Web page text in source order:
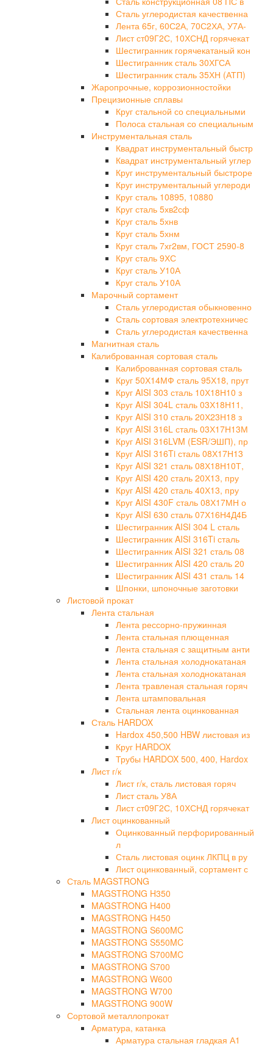
Сталь углеродистая качественна
Лента 65г, 60С2А, 70С2ХА, У7А-
Лист ст09Г2С, 10ХСНД горячекат
Шестигранник горячекатаный кон
Шестигранник сталь 30ХГСА
Шестигранник сталь 35ХН (АТП)
Жаропрочные, коррозионностойки
Прецизионные сплавы
Круг стальной со специальными
Полоса стальная со специальным
Инструментальная сталь
Квадрат инструментальный быстр
Квадрат инструментальный углер
Круг инструментальный быстроре
Круг инструментальный углероди
Круг сталь 10895, 10880
Круг сталь 5хв2сф
Круг сталь 5хнв
Круг сталь 5хнм
Круг сталь 7хг2вм, ГОСТ 2590-8
Круг сталь 9ХС
Круг сталь У10А
Круг сталь У10А
Марочный сортамент
Сталь углеродистая обыкновенно
Сталь сортовая электротехничес
Сталь углеродистая качественна
Магнитная сталь
Калиброванная сортовая сталь
Калиброванная сортовая сталь
Круг 50Х14МФ сталь 95Х18, прут
Круг AISI 303 сталь 10Х18Н10 з
Круг AISI 304L сталь 03Х18Н11,
Круг AISI 310 сталь 20Х23Н18 з
Круг AISI 316L сталь 03Х17Н13М
Круг AISI 316LVM (ESR/ЭШП), пр
Круг AISI 316Ti сталь 08Х17Н13
Круг AISI 321 сталь 08Х18Н10Т,
Круг AISI 420 сталь 20Х13, пру
Круг AISI 420 сталь 40Х13, пру
Круг AISI 430F сталь 08Х17МН о
Круг AISI 630 сталь 07Х16Н4Д4Б
Шестигранник AISI 304 L сталь
Шестигранник AISI 316Ti сталь
Шестигранник AISI 321 сталь 08
Шестигранник AISI 420 сталь 20
Шестигранник AISI 431 сталь 14
Шпонки, шпоночные заготовки
Листовой прокат
Лента стальная
Лента рессорно-пружинная
Лента стальная плющенная
Лента стальная с защитным анти
Лента стальная холоднокатаная
Лента стальная холоднокатаная
Лента травленая стальная горяч
Лента штамповальная
Стальная лента оцинкованная
Сталь HARDOX
Hardox 450,500 HBW листовая из
Круг HARDOX
Трубы HARDOX 500, 400, Hardox
Лист г/к
Лист г/к, сталь листовая горяч
Лист сталь У8А
Лист ст09Г2С, 10ХСНД горячекат
Лист оцинкованный
Оцинкованный перфорированный
л
Сталь листовая оцинк ЛКПЦ в ру
Лист оцинкованный, сортамент с
Сталь MAGSTRONG
MAGSTRONG H350
MAGSTRONG H400
MAGSTRONG H450
MAGSTRONG S600MC
MAGSTRONG S550MC
MAGSTRONG S700MC
MAGSTRONG S700
MAGSTRONG W600
MAGSTRONG W700
MAGSTRONG 900W
Сортовой металлопрокат
Арматура, катанка
Арматура стальная гладкая А1